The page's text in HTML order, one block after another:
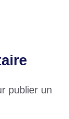
publier un